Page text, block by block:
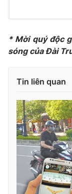
VTV Money
Thị trường 24h
VTV4
VTV9
Liên hệ tòa
* Mời quý độc
sóng của Đài
Tin liên quan